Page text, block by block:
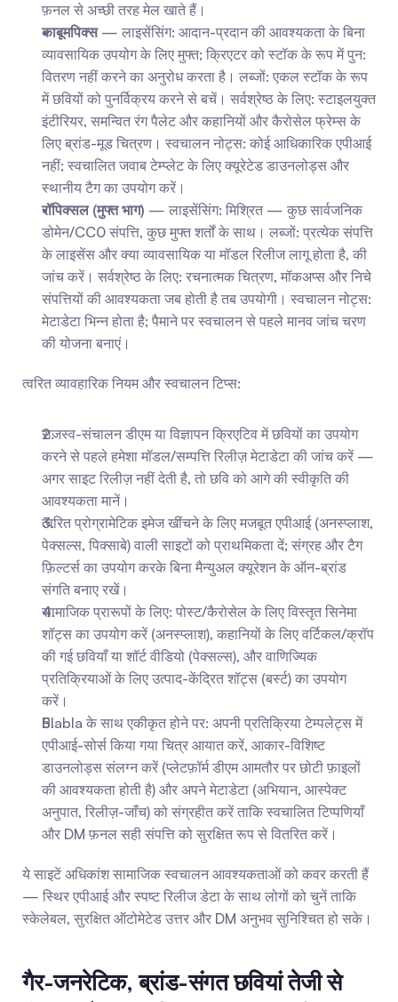
फ़नल से अच्छी तरह मेल खाते हैं।
काबूमपिक्स — लाइसेंसिंग: आदान-प्रदान की आवश्यकता के बिना
व्यावसायिक उपयोग के लिए मुफ्त; क्रिएटर को स्टॉक के रूप में पुन:
वितरण नहीं करने का अनुरोध करता है। लब्जों: एकल स्टॉक के रूप
में छवियों को पुनर्विक्रय करने से बचें। सर्वश्रेष्ठ के लिए: स्टाइलयुक्त
इंटीरियर, समन्वित रंग पैलेट और कहानियों और कैरोसेल फ्रेम्स के
लिए ब्रांड-मूड चित्रण। स्वचालन नोट्स: कोई आधिकारिक एपीआई
नहीं; स्वचालित जवाब टेम्प्लेट के लिए क्यूरेटेड डाउनलोड्स और
स्थानीय टैग का उपयोग करें।
रॉपिक्सल (मुफ्त भाग) — लाइसेंसिंग: मिश्रित — कुछ सार्वजनिक
डोमेन/CC0 संपत्ति, कुछ मुफ्त शर्तों के साथ। लब्जों: प्रत्येक संपत्ति
के लाइसेंस और क्या व्यावसायिक या मॉडल रिलीज लागू होता है, की
जांच करें। सर्वश्रेष्ठ के लिए: रचनात्मक चित्रण, मॉकअप्स और निचे
संपत्तियों की आवश्यकता जब होती है तब उपयोगी। स्वचालन नोट्स:
मेटाडेटा भिन्न होता है; पैमाने पर स्वचालन से पहले मानव जांच चरण
की योजना बनाएं।
त्वरित व्यावहारिक नियम और स्वचालन टिप्स:
राजस्व-संचालन डीएम या विज्ञापन क्रिएटिव में छवियों का उपयोग
करने से पहले हमेशा मॉडल/सम्पत्ति रिलीज़ मेटाडेटा की जांच करें —
अगर साइट रिलीज़ नहीं देती है, तो छवि को आगे की स्वीकृति की
आवश्यकता मानें।
त्वरित प्रोग्रामेटिक इमेज खींचने के लिए मजबूत एपीआई (अनस्प्लाश,
पेक्सल्स, पिक्साबे) वाली साइटों को प्राथमिकता दें; संग्रह और टैग
फ़िल्टर्स का उपयोग करके बिना मैन्युअल क्यूरेशन के ऑन-ब्रांड
संगति बनाए रखें।
सामाजिक प्रारूपों के लिए: पोस्ट/कैरोसेल के लिए विस्तृत सिनेमा
शॉट्स का उपयोग करें (अनस्प्लाश), कहानियों के लिए वर्टिकल/क्रॉप
की गई छवियाँ या शॉर्ट वीडियो (पेक्सल्स), और वाणिज्यिक
प्रतिक्रियाओं के लिए उत्पाद-केंद्रित शॉट्स (बर्स्ट) का उपयोग
करें।
Blabla के साथ एकीकृत होने पर: अपनी प्रतिक्रिया टेम्पलेट्स में
एपीआई-सोर्स किया गया चित्र आयात करें, आकार-विशिष्ट
डाउनलोड्स संलग्न करें (प्लेटफ़ॉर्म डीएम आमतौर पर छोटी फ़ाइलों
की आवश्यकता होती है) और अपने मेटाडेटा (अभियान, आस्पेक्ट
अनुपात, रिलीज़-जाँच) को संग्रहीत करें ताकि स्वचालित टिप्पणियाँ
और DM फ़नल सही संपत्ति को सुरक्षित रूप से वितरित करें।
ये साइटें अधिकांश सामाजिक स्वचालन आवश्यकताओं को कवर करती हैं
— स्थिर एपीआई और स्पष्ट रिलीज डेटा के साथ लोगों को चुनें ताकि
स्केलेबल, सुरक्षित ऑटोमेटेड उत्तर और DM अनुभव सुनिश्चित हो सके।
गैर-जनरेटिक, ब्रांड-संगत छवियां तेजी से